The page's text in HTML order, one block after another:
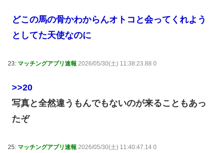
どこの馬の骨かわからんオトコと会ってくれよう
としてた天使なのに
23: マッチングアプリ速報 2026/05/30(土) 11:38:23.88 0
>>20
写真と全然違うもんでもないのが来ることもあっ
たぞ
25: マッチングアプリ速報 2026/05/30(土) 11:40:47.14 0